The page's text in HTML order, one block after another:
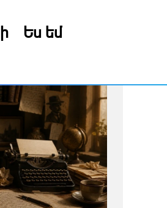
Ես եմ